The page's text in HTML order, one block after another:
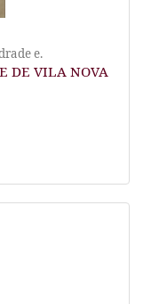
e.
DE VILA NOVA